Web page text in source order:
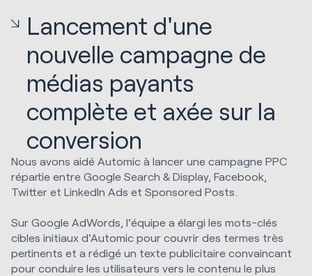
Lancement d'une
nouvelle campagne de
médias payants
complète et axée sur la
conversion
Nous avons aidé Automic à lancer une campagne PPC
répartie entre Google Search & Display, Facebook,
Twitter et LinkedIn Ads et Sponsored Posts.
Sur Google AdWords, l'équipe a élargi les mots-clés
cibles initiaux d'Automic pour couvrir des termes très
pertinents et a rédigé un texte publicitaire convaincant
pour conduire les utilisateurs vers le contenu le plus